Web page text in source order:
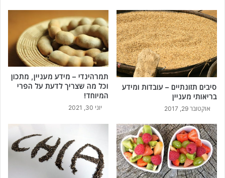
סיבים תזונתיים – עובדות ומידע
בריאותי מעניין
אוקטובר 29, 2017
תמרהינדי – מידע מעניין, מתכון
וכל מה שצריך לדעת על הפרי
המיוחד!
יוני 30, 2021